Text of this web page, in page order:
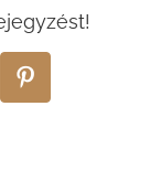
Pinterest